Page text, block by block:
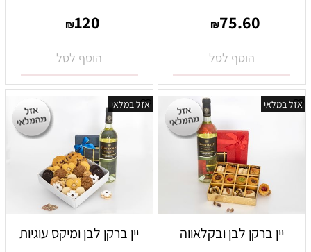
₪75.60
הוסף לסל
₪120
הוסף לסל
אזל במלאי
יין ברקן לבן ובקלאווה
אזל במלאי
יין ברקן לבן ומיקס עוגיות